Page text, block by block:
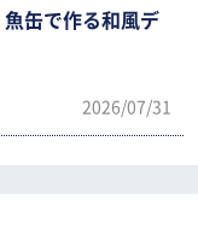
魚缶で作る和風デ
2026/07/31